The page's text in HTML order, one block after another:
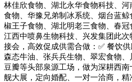
林佳欣食物、湖北永华食物科技、
食物、华豫兄弟制冰系统、烟台蓝
椒王子食物、湖北明老三食物、春冠
江西中喷鼻生物科技、兴发集团此
接会，高效促成供需合做：✅ 餐饮
森态牛油、张兵兵生物、翠宏食物
豆瓣等头部泉源工场，做为深耕西
舰大展，定向婚配、一对一洽商，